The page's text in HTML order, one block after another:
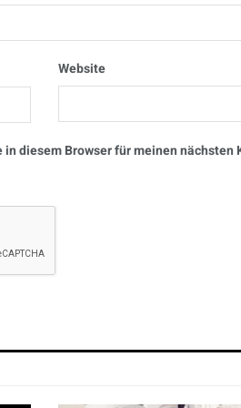
Website
in diesem Browser für meinen nächsten